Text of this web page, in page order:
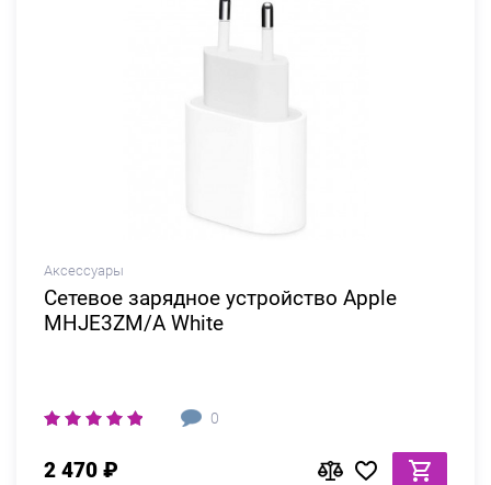
Аксессуары
Сетевое зарядное устройство Apple
MHJE3ZM/A White
0
2 470 ₽